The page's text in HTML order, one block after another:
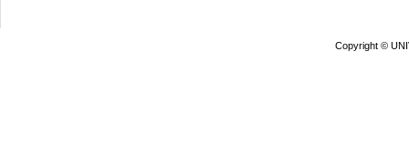
Copyright ©